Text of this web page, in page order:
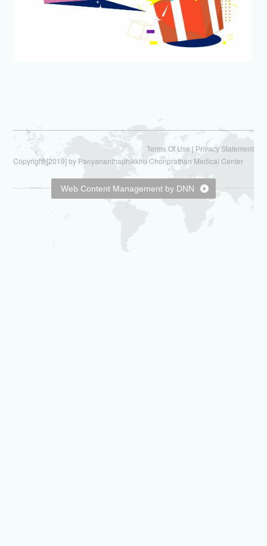
Terms Of Use | Privacy Statement
Copyright [2019] by Panyananthaphikkhu Chonprathan Medical Center
Web Content Management by DNN